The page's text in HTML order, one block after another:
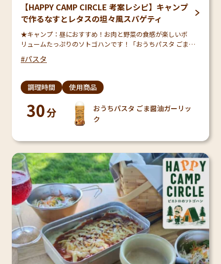
【HAPPY CAMP CIRCLE 考案レシピ】キャンプ
で作るなすとレタスの坦々風スパゲティ
★キャンプ：昼におすすめ！お肉と野菜の食感が楽しいボ
リュームたっぷりのソトゴハンです！「おうちパスタ ごま醤
で、寒い時期でもポカポカ温まること間違いなし♪
パスタ
調理時間
30分
使用商品
おうちパスタ ごま醤油ガーリッ
ク